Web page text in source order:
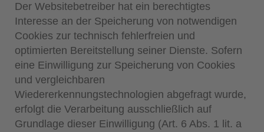
Der Websitebetreiber hat ein berechtigtes
Interesse an der Speicherung von notwendigen
Cookies zur technisch fehlerfreien und
optimierten Bereitstellung seiner Dienste. Sofern
eine Einwilligung zur Speicherung von Cookies
und vergleichbaren
Wiedererkennungstechnologien abgefragt wurde,
erfolgt die Verarbeitung ausschließlich auf
Grundlage dieser Einwilligung (Art. 6 Abs. 1 lit. a